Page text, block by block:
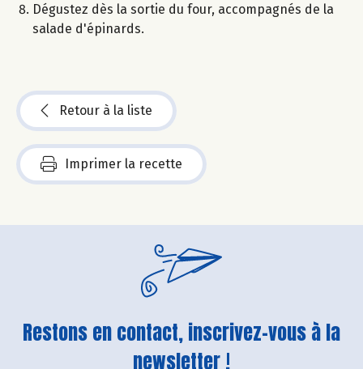
Dégustez dès la sortie du four, accompagnés de la
salade d'épinards.
Retour à la liste
Imprimer la recette
Restons en contact, inscrivez-vous à la
newsletter !